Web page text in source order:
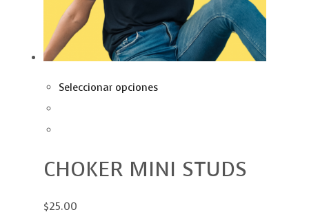
Seleccionar opciones
CHOKER MINI STUDS
$25.00